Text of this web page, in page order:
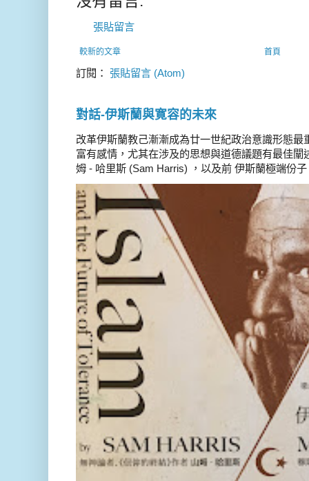
張貼留言
較新的文章 首頁
訂閱： 張貼留言 (Atom)
對話-伊斯蘭與寛容的未來
改革伊斯蘭教己漸漸成為廿一世紀政治意識形態
富有感情，尤其在涉及的思想與道德議題有最佳
姆 - 哈里斯 (Sam Harris) ，以及前 伊斯蘭極端份